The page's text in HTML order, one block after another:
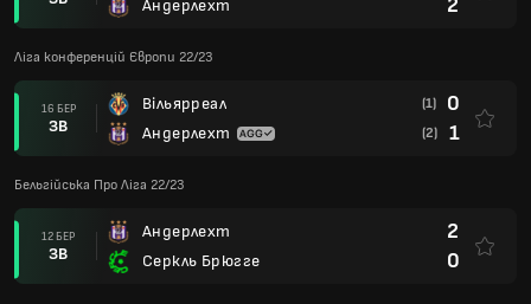
Андерлехт
2
Ліга конференцій Європи 22/23
16 БЕР
ЗВ
Вільярреал
Андерлехт
(1) 0
(2) 1
Бельгійська Про Ліга 22/23
12 БЕР
ЗВ
Андерлехт
Серкль Брюгге
2
0